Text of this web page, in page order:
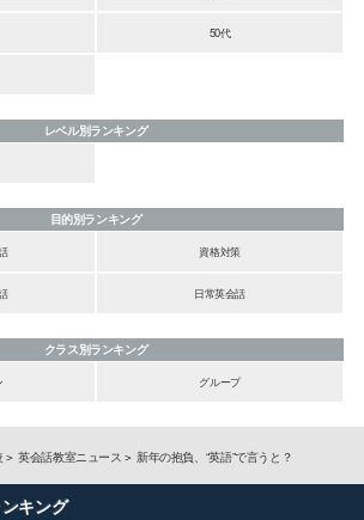
50代
レベル別ランキング
目的別ランキング
資格対策
日常英会話
クラス別ランキング
グループ
英会話教室ニュース 新年の抱負、“英語”で言うと？
キング